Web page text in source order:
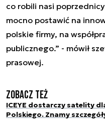
co robili nasi
mocno postawić na
polskie firmy, na
publicznego.” - mówił
prasowej.
Zobacz też
ICEYE dostarczy satelity
Polskiego. Znamy